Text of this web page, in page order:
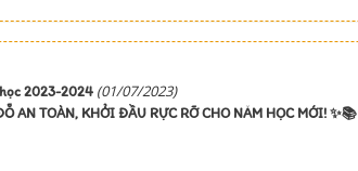
2023-2024 (01/07/2023)
AN TOÀN, KHỞI ĐẦU RỰC RỠ CHO NĂM HỌC MỚI! ✨📚